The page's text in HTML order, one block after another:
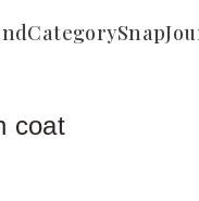
CategorySnap
coat